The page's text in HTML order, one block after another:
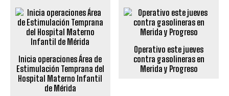
Inicia operaciones Área de
Estimulación Temprana del
Hospital Materno Infantil
de Mérida
Operativo este jueves
contra gasolineras en
Merida y Progreso